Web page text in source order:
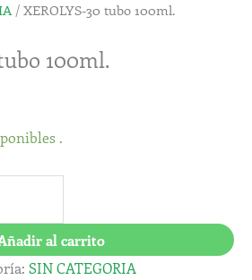
/ XEROLYS-30 tubo 100ml.
100ml.
.
al carrito
SIN CATEGORIA